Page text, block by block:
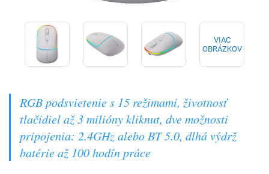
VIAC
OBRÁZKOV
RGB podsvietenie s 15 režimami, životnosť
tlačidiel až 3 milióny kliknut, dve možnosti
pripojenia: 2.4GHz alebo BT 5.0, dlhá výdrž
batérie až 100 hodín práce